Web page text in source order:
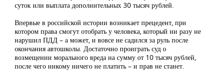
суток или выплата дополнительных 30 тысяч рублей.
Впервые в российской истории возникает прецедент, при
котором права смогут отобрать у человека, который ни разу не
нарушил ПДД – а может, и вовсе не садился за руль после
окончания автошколы. Достаточно проиграть суд о
возмещении морального вреда на сумму от 10 тысяч рублей,
после чего никому ничего не платить – и прав не станет.